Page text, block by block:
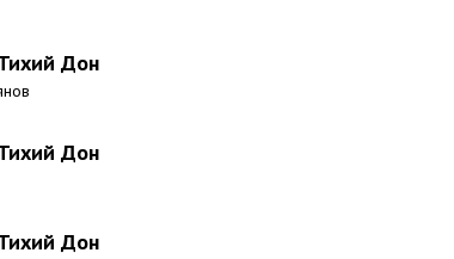
Дон
Дон
Дон